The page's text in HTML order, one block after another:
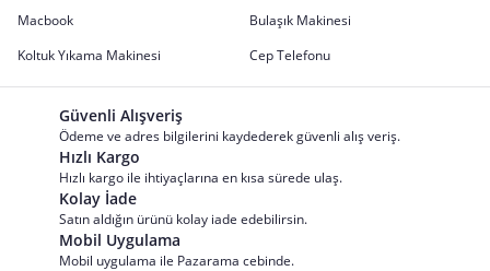
Macbook
Bulaşık Makinesi
Koltuk Yıkama Makinesi
Cep Telefonu
Güvenli Alışveriş
Ödeme ve adres bilgilerini kaydederek güvenli alış veriş.
Hızlı Kargo
Hızlı kargo ile ihtiyaçlarına en kısa sürede ulaş.
Kolay İade
Satın aldığın ürünü kolay iade edebilirsin.
Mobil Uygulama
Mobil uygulama ile Pazarama cebinde.